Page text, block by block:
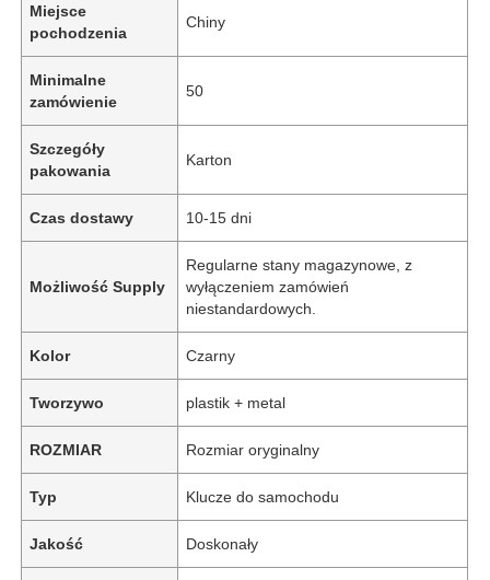
Miejsce
pochodzenia
Chiny
Minimalne
zamówienie
50
Szczegóły
pakowania
Karton
Czas dostawy 10-15 dni
Możliwość Supply
Regularne stany magazynowe, z
wyłączeniem zamówień
niestandardowych.
Kolor Czarny
Tworzywo plastik + metal
ROZMIAR Rozmiar oryginalny
Typ Klucze do samochodu
Jakość Doskonały